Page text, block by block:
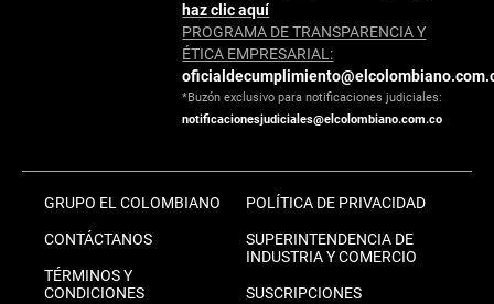
haz clic aquí
PROGRAMA DE TRANSPARENCIA Y
ÉTICA EMPRESARIAL:
*Buzón exclusivo para notificaciones judiciales:
notificacionesjudiciales@elcolombiano.com.co
GRUPO EL COLOMBIANO
CONTÁCTANOS
TÉRMINOS Y
CONDICIONES
POLÍTICA DE PRIVACIDAD
SUPERINTENDENCIA DE
INDUSTRIA Y COMERCIO
SUSCRIPCIONES